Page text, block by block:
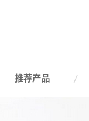
推荐产品